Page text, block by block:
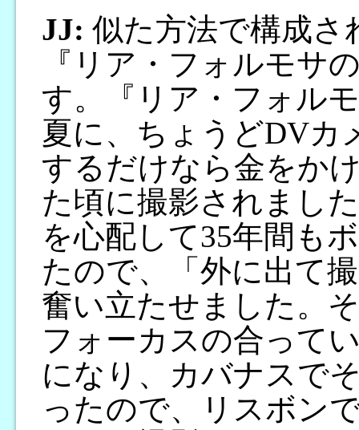
JJ: 似た方法で構成さ
『リア・フォルモサ
す。『リア・フォル
夏に、ちょうどDVカ
するだけなら金をか
た頃に撮影されまし
を心配して35年間も
たので、「外に出て
奮い立たせました。
フォーカスの合って
になり、カバナスで
ったので、リスボン